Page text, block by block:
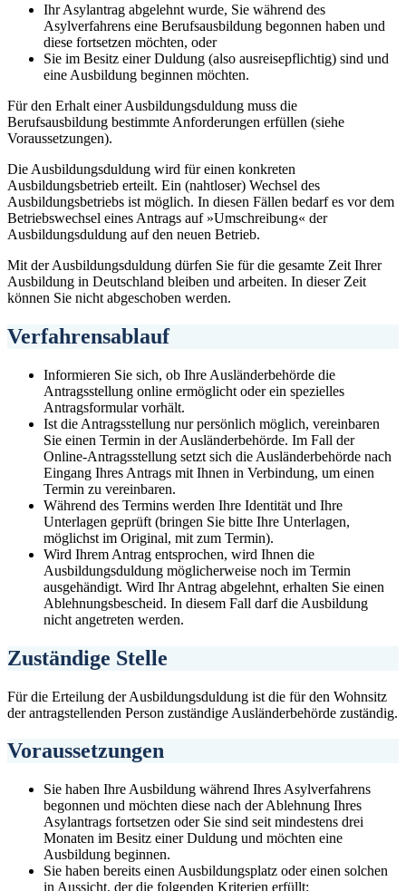
Ihr Asylantrag abgelehnt wurde, Sie während des
Asylverfahrens eine Berufsausbildung begonnen haben und
diese fortsetzen möchten, oder
Sie im Besitz einer Duldung (also ausreisepflichtig) sind und
eine Ausbildung beginnen möchten.
Für den Erhalt einer Ausbildungsduldung muss die
Berufsausbildung bestimmte Anforderungen erfüllen (siehe
Voraussetzungen).
Die Ausbildungsduldung wird für einen konkreten
Ausbildungsbetrieb erteilt. Ein (nahtloser) Wechsel des
Ausbildungsbetriebs ist möglich. In diesen Fällen bedarf es vor dem
Betriebswechsel eines Antrags auf »Umschreibung« der
Ausbildungsduldung auf den neuen Betrieb.
Mit der Ausbildungsduldung dürfen Sie für die gesamte Zeit Ihrer
Ausbildung in Deutschland bleiben und arbeiten. In dieser Zeit
können Sie nicht abgeschoben werden.
Verfahrensablauf
Informieren Sie sich, ob Ihre Ausländerbehörde die
Antragsstellung online ermöglicht oder ein spezielles
Antragsformular vorhält.
Ist die Antragsstellung nur persönlich möglich, vereinbaren
Sie einen Termin in der Ausländerbehörde. Im Fall der
Online-Antragsstellung setzt sich die Ausländerbehörde nach
Eingang Ihres Antrags mit Ihnen in Verbindung, um einen
Termin zu vereinbaren.
Während des Termins werden Ihre Identität und Ihre
Unterlagen geprüft (bringen Sie bitte Ihre Unterlagen,
möglichst im Original, mit zum Termin).
Wird Ihrem Antrag entsprochen, wird Ihnen die
Ausbildungsduldung möglicherweise noch im Termin
ausgehändigt. Wird Ihr Antrag abgelehnt, erhalten Sie einen
Ablehnungsbescheid. In diesem Fall darf die Ausbildung
nicht angetreten werden.
Zuständige Stelle
Für die Erteilung der Ausbildungsduldung ist die für den Wohnsitz
der antragstellenden Person zuständige Ausländerbehörde zuständig.
Voraussetzungen
Sie haben Ihre Ausbildung während Ihres Asylverfahrens
begonnen und möchten diese nach der Ablehnung Ihres
Asylantrags fortsetzen oder Sie sind seit mindestens drei
Monaten im Besitz einer Duldung und möchten eine
Ausbildung beginnen.
Sie haben bereits einen Ausbildungsplatz oder einen solchen
in Aussicht, der die folgenden Kriterien erfüllt: